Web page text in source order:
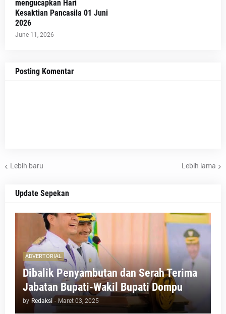
mengucapkan Hari
Kesaktian Pancasila 01 Juni
2026
June 11, 2026
Posting Komentar
Lebih baru Lebih lama
Update Sepekan
ADVERTORIAL
Dibalik Penyambutan dan Serah Terima
Jabatan Bupati-Wakil Bupati Dompu
by Redaksi - Maret 03, 2025